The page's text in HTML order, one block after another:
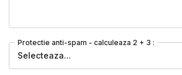
Protectie anti-spam - calculeaza 2 + 3 :
Selecteaza...